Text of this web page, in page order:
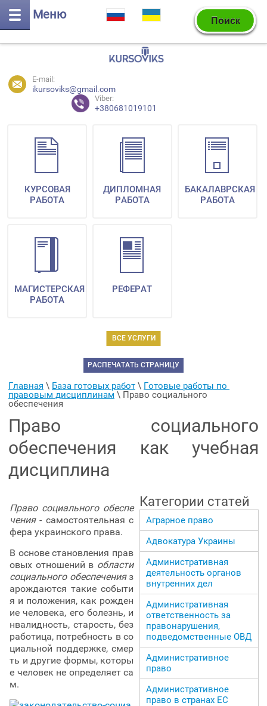
Меню
E-mail:
ikursoviks@gmail.com
Viber:
+380681019101
ВСЕ УСЛУГИ
КУРСОВАЯ
РАБОТА
ДИПЛОМНАЯ
РАБОТА
БАКАЛАВРСКАЯ
РАБОТА
МАГИСТЕРСКАЯ
РАБОТА
РЕФЕРАТ
РАСПЕЧАТАТЬ СТРАНИЦУ
Главная \ База готовых работ \ Готовые работы по
правовым дисциплинам \ Право социального
обеспечения
Право социального
обеспечения как учебная
дисциплина
Право социального обеспе
чения- самостоятельная с
фера украинского права.
В основе становления прав
овых отношений в области
социального обеспеченияз
арождаются такие событи
я и положения, как рожден
ие человека, его болезнь, и
нвалидность, старость, без
работица, потребность в со
циальной поддержке, смер
ть и другие формы, которы
е человек не определяет са
м.
Категории статей
Аграрное право
Адвокатура Украины
Административная
деятельность органов
внутренних дел
Административная
ответственность за
правонарушения,
подведомственные ОВД
Административное
право
Административное
право в странах ЕС